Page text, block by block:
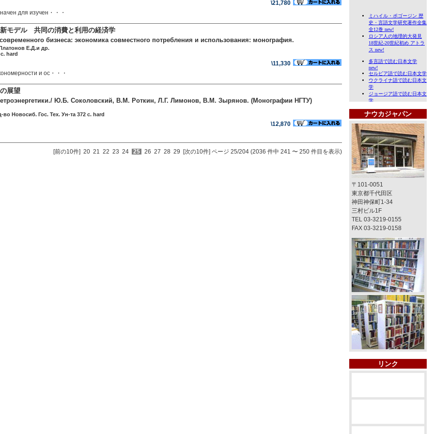
\21,780
для изучен・・・
新モデル 共同の消費と利用の経済学
бизнеса: экономика совместного потребления и использования: монография.
Е.Д.и др.
hard
\11,330
и ос・・・
展望
Ю.Б. Соколовский, В.М. Роткин, Л.Г. Лимонов, В.М. Зырянов. (Монографии НГТУ)
Новосиб. Гос. Тех. Ун-та 372 c. hard
\12,870
[前の10件] 20 21 22 23 24 25 26 27 28 29 [次の10件] ページ 25/204 (2036 件中 241 〜 250 件目を表示)
ナウカジャパン
〒101-0051
東京都千代田区
神田神保町1-34
三村ビル1F
TEL 03-3219-0155
FAX 03-3219-0158
リンク